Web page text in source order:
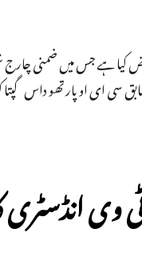
ایک رپورٹ پر اعتراض کیا ہے
او پارتھو داس گپتا کو
انڈسٹری